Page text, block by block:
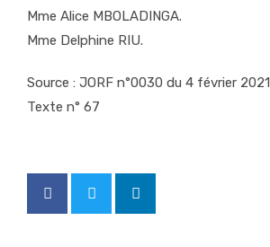
Mme Alice MBOLADINGA.
Mme Delphine RIU.
Source : JORF n°0030 du 4 février 2021
Texte n° 67